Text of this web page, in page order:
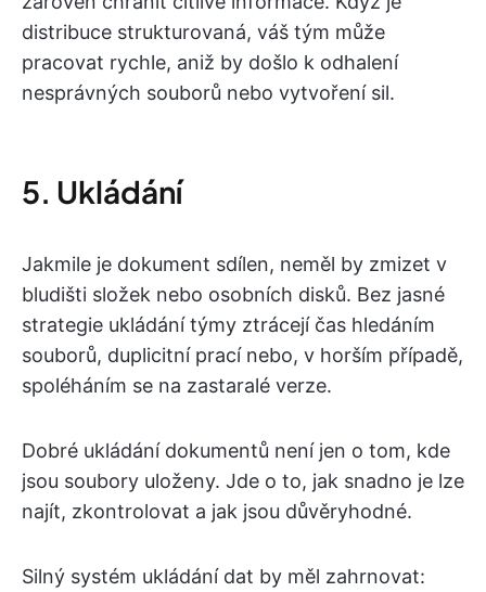
distribuce strukturovaná, váš tým může
pracovat rychle, aniž by došlo k odhalení
nesprávných souborů nebo vytvoření sil.
5. Ukládání
Jakmile je dokument sdílen, neměl by zmizet v
bludišti složek nebo osobních disků. Bez jasné
strategie ukládání týmy ztrácejí čas hledáním
souborů, duplicitní prací nebo, v horším případě,
spoléháním se na zastaralé verze.
Dobré ukládání dokumentů není jen o tom, kde
jsou soubory uloženy. Jde o to, jak snadno je lze
najít, zkontrolovat a jak jsou důvěryhodné.
Silný systém ukládání dat by měl zahrnovat: